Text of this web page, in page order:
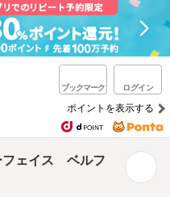
ブックマーク ログイン
ポイントを表示する
フェイス ベルフ